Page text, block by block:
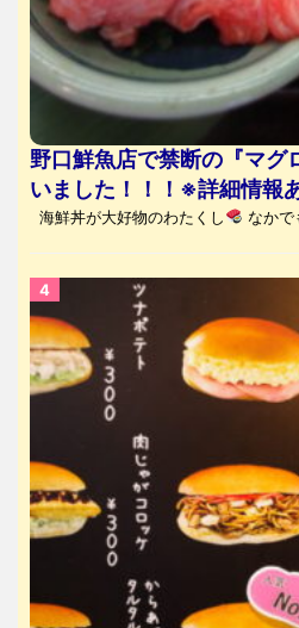
野口鮮魚店で禁断の『マグ
いました！！！※詳細情報
海鮮丼が大好物のわたくし なかで